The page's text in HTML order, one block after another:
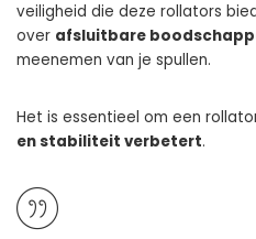
veiligheid die deze rollators
over afsluitbare
meenemen van je spullen.
Het is essentieel om een
en stabiliteit verbetert.